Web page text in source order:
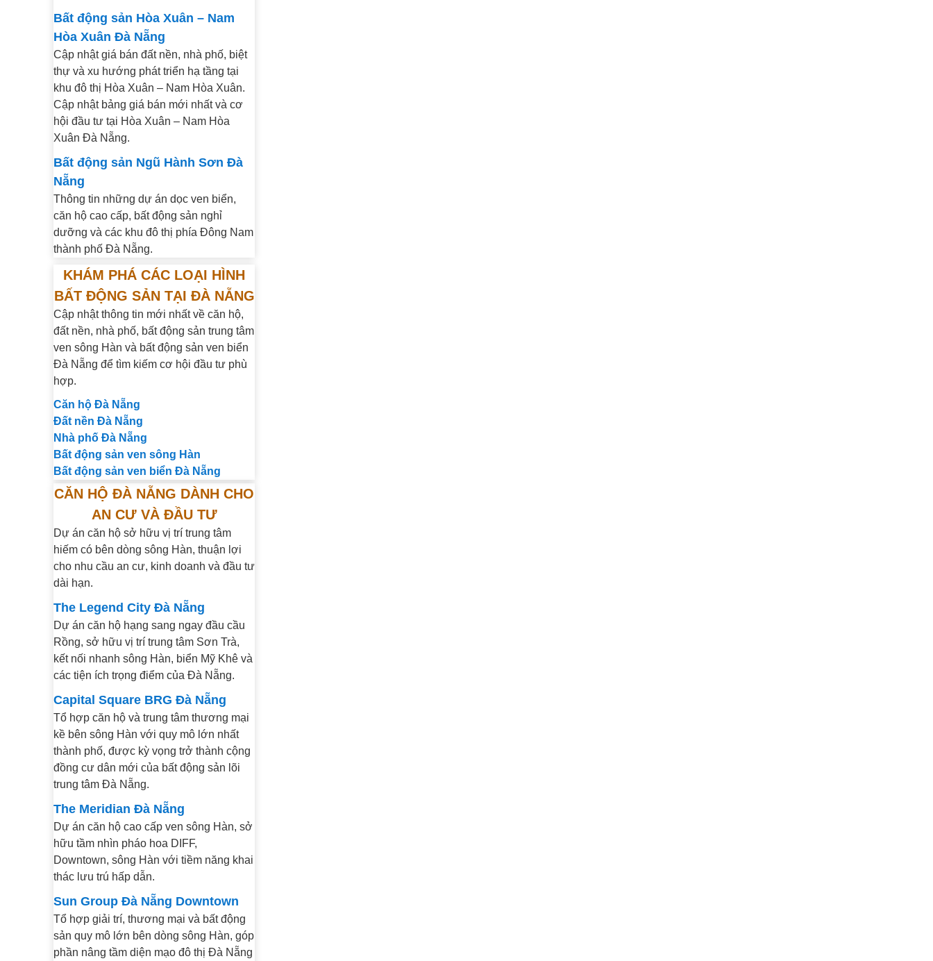
Bất động sản Hòa Xuân – Nam
Hòa Xuân Đà Nẵng
Cập nhật giá bán đất nền, nhà phố, biệt
thự và xu hướng phát triển hạ tầng tại
khu đô thị Hòa Xuân – Nam Hòa Xuân.
Cập nhật bảng giá bán mới nhất và cơ
hội đầu tư tại Hòa Xuân – Nam Hòa
Xuân Đà Nẵng.
Bất động sản Ngũ Hành Sơn Đà
Nẵng
Thông tin những dự án dọc ven biển,
căn hộ cao cấp, bất động sản nghỉ
dưỡng và các khu đô thị phía Đông Nam
thành phố Đà Nẵng.
KHÁM PHÁ CÁC LOẠI HÌNH
BẤT ĐỘNG SẢN TẠI ĐÀ NẴNG
Cập nhật thông tin mới nhất về căn hộ,
đất nền, nhà phố, bất động sản trung tâm
ven sông Hàn và bất động sản ven biển
Đà Nẵng để tìm kiếm cơ hội đầu tư phù
hợp.
Căn hộ Đà Nẵng
Đất nền Đà Nẵng
Nhà phố Đà Nẵng
Bất động sản ven sông Hàn
Bất động sản ven biển Đà Nẵng
CĂN HỘ ĐÀ NẴNG DÀNH CHO
AN CƯ VÀ ĐẦU TƯ
Dự án căn hộ sở hữu vị trí trung tâm
hiếm có bên dòng sông Hàn, thuận lợi
cho nhu cầu an cư, kinh doanh và đầu tư
dài hạn.
The Legend City Đà Nẵng
Dự án căn hộ hạng sang ngay đầu cầu
Rồng, sở hữu vị trí trung tâm Sơn Trà,
kết nối nhanh sông Hàn, biển Mỹ Khê và
các tiện ích trọng điểm của Đà Nẵng.
Capital Square BRG Đà Nẵng
Tổ hợp căn hộ và trung tâm thương mại
kề bên sông Hàn với quy mô lớn nhất
thành phố, được kỳ vọng trở thành cộng
đồng cư dân mới của bất động sản lõi
trung tâm Đà Nẵng.
The Meridian Đà Nẵng
Dự án căn hộ cao cấp ven sông Hàn, sở
hữu tầm nhìn pháo hoa DIFF,
Downtown, sông Hàn với tiềm năng khai
thác lưu trú hấp dẫn.
Sun Group Đà Nẵng Downtown
Tổ hợp giải trí, thương mại và bất động
sản quy mô lớn bên dòng sông Hàn, góp
phần nâng tầm diện mạo đô thị Đà Nẵng